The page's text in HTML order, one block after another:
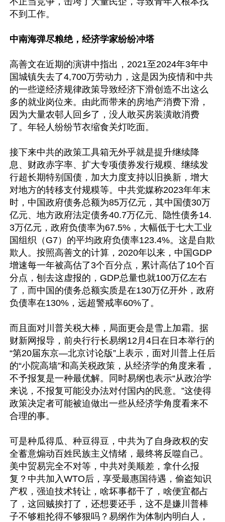
不到工作。
中南海弹尽粮绝，经济学家纷纷冲塔
高善文在近期的演讲中指出，2021至2024年3年中
国城镇失去了4,700万劳动力，这是因为疫情和中共
的一些逆经济规律政策导致经济下滑创造不出这么
多的就业岗位来。由此而带来的房地产消费下滑，
因为大量农邨人回乡了，没人敢买房装潢敢消费
了。年轻人纷纷节衣缩食关灯吃面。
接下来中共的政策工具箱无外乎就是提升继续降
息、财政赤字率、扩大专项债券发行规糢、继续发
行超长期特别国债，加大力度支持以旧换新，增大
对地方的转移支付规糢等。中共党媒称2023年年末
时，中国政府债务总额为85万亿元，其中国债30万
亿元、地方政府法定债务40.7万亿元、隐性债务14.
3万亿元，政府负债率为67.5%，大幅低于七大工业
国组织（G7）的平均政府负债率123.4%。这是自欺
欺人。按照高善文的计算，2020年以来，中国GDP
增速每一年被高估了3个百分点，累计高估了10个百
分点，刨去这虚报的，GDP总量也就100万亿左右
了，而中国的债务总额实质是在130万亿开外，政府
负债率在130%，远超警戒率60%了。
而且面对川普关税大棒，局面更会是雪上加霜。据
财新网报导，前央行行长易纲12月4日在日本举行的
“第20届东京—北京讨论版”上表示，面对川普上任后
的“小院高墙”和高关税政策，从经济学的角度来看，
不予报复是一种最优解。同时易纲也表示“从政治学
来说，不报复可能没办法对付国内的民意。”这使得
政策决定者可能被迫做出一些从经济学角度看来不
合理的事。
可是种瓜得瓜、种豆得豆，中共为了自身政权的安
全蓄意煽动百姓民族主义情绪，最终将反噬自己。
美中贸易完全不对等，中共对美顺差，拿什么报
复？中共加入WTO后，享受最惠国待遇，偷盗知识
产权，强迫技术转让，啥坏事都干了，啥便宜都占
了，这回贼挨打了，还想要还手，这不是嫌川普棒
子不够粗抡得不够狠吗？易纲作为体制内明白人，